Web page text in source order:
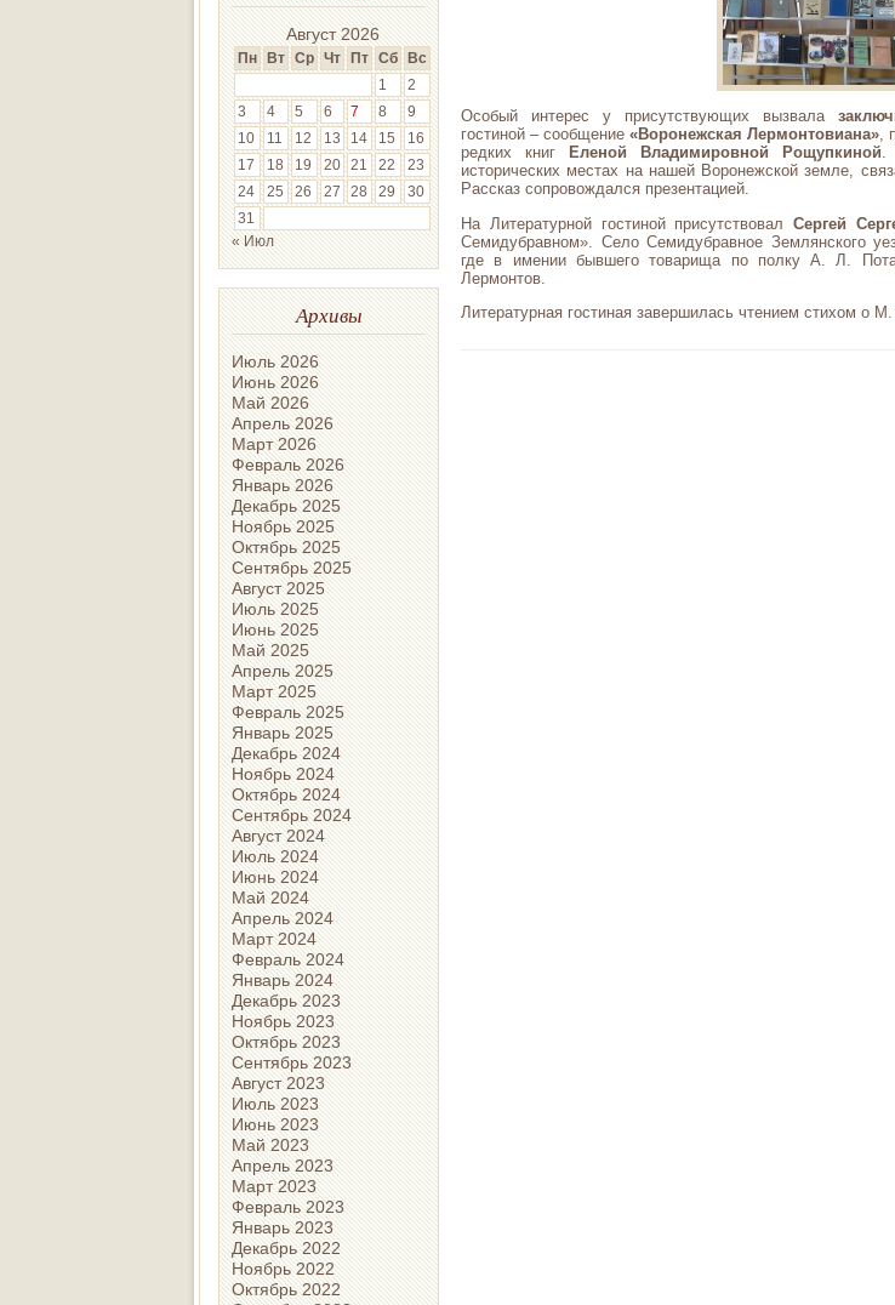
Август 2026
Пн Вт Ср Чт Пт Сб Вс
1
2
3
4 5 6 7 8
9
10
11 12 13 14 15
16
17
18 19 20 21 22
23
24
25 26 27 28 29
30
31
« Июл
Архивы
Июль 2026
Июнь 2026
Май 2026
Апрель 2026
Март 2026
Февраль 2026
Январь 2026
Декабрь 2025
Ноябрь 2025
Октябрь 2025
Сентябрь 2025
Август 2025
Июль 2025
Июнь 2025
Май 2025
Апрель 2025
Март 2025
Февраль 2025
Январь 2025
Декабрь 2024
Ноябрь 2024
Октябрь 2024
Сентябрь 2024
Август 2024
Июль 2024
Июнь 2024
Май 2024
Апрель 2024
Март 2024
Февраль 2024
Январь 2024
Декабрь 2023
Ноябрь 2023
Октябрь 2023
Сентябрь 2023
Август 2023
Июль 2023
Июнь 2023
Май 2023
Апрель 2023
Март 2023
Февраль 2023
Январь 2023
Декабрь 2022
Ноябрь 2022
Октябрь 2022
Особый интерес у присутствующих вызвала
гостиной – сообщение «Воронежская Лермонтовиана»,
редких книг
Еленой Владимировной Рощупкиной.
исторических местах на нашей Воронежской земле,
Рассказ сопровождался презентацией.
На Литературной гостиной присутствовалСергей
Семидубравном». Село Семидубравное Землянского
где в имении бывшего товарища по полку А. Л.
Лермонтов.
Литературная гостиная завершилась чтением стихом о